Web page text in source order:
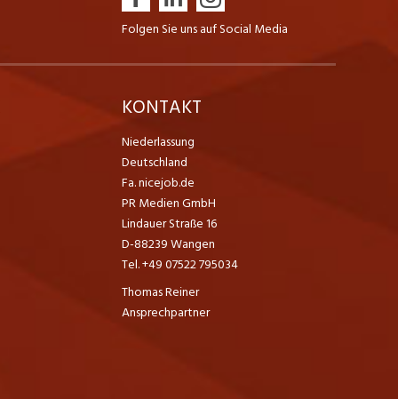
Folgen Sie uns auf Social Media
KONTAKT
Niederlassung
Deutschland
Fa. nicejob.de
PR Medien GmbH
Lindauer Straße 16
D-88239 Wangen
Tel. +49 07522 795034
Thomas Reiner
Ansprechpartner